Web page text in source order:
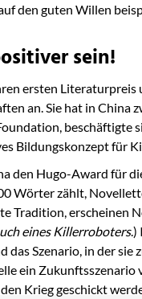
den guten Willen
sein!
ersten
an. Sie hat in
Bildungskonzept für
den Hugo-Award für
Wörter zählt,
Tradition, erscheinen
eines Killerroboters.)
Szenario, in der
ein
Krieg geschickt